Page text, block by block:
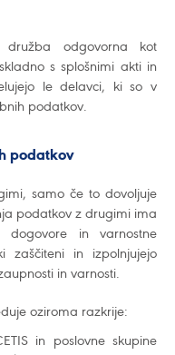
odgovorna kot
s splošnimi akti in
le delavci, ki so v
podatkov.
podatkov
samo če to dovoljuje
podatkov z drugimi ima
dogovore in varnostne
zaščiteni in izpolnjujejo
in varnosti.
oziroma razkrije:
in poslovne skupine